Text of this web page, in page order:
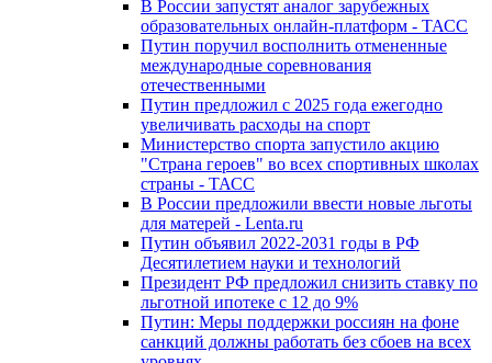
В России запустят аналог зарубежных
образовательных онлайн-платформ - ТАСС
Путин поручил восполнить отмененные
международные соревнования
отечественными
Путин предложил с 2025 года ежегодно
увеличивать расходы на спорт
Министерство спорта запустило акцию
"Страна героев" во всех спортивных школах
страны - ТАСС
В России предложили ввести новые льготы
для матерей - Lenta.ru
Путин объявил 2022-2031 годы в РФ
Десятилетием науки и технологий
Президент РФ предложил снизить ставку по
льготной ипотеке с 12 до 9%
Путин: Меры поддержки россиян на фоне
санкций должны работать без сбоев на всех